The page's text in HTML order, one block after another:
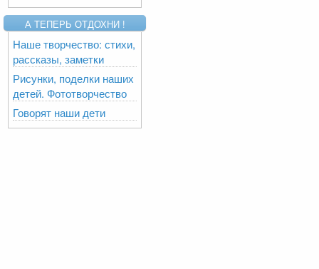
А ТЕПЕРЬ ОТДОХНИ !
Наше творчество: стихи,
рассказы, заметки
Рисунки, поделки наших
детей. Фототворчество
Говорят наши дети